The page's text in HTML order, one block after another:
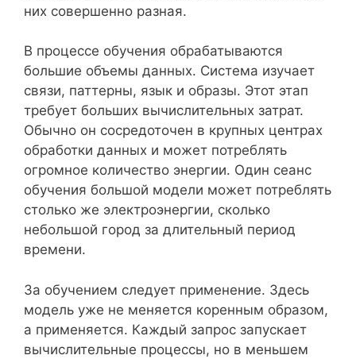
них совершенно разная.
В процессе обучения обрабатываются
большие объемы данных. Система изучает
связи, паттерны, язык и образы. Этот этап
требует больших вычислительных затрат.
Обычно он сосредоточен в крупных центрах
обработки данных и может потреблять
огромное количество энергии. Один сеанс
обучения большой модели может потреблять
столько же электроэнергии, сколько
небольшой город за длительный период
времени.
За обучением следует применение. Здесь
модель уже не меняется коренным образом,
а применяется. Каждый запрос запускает
вычислительные процессы, но в меньшем